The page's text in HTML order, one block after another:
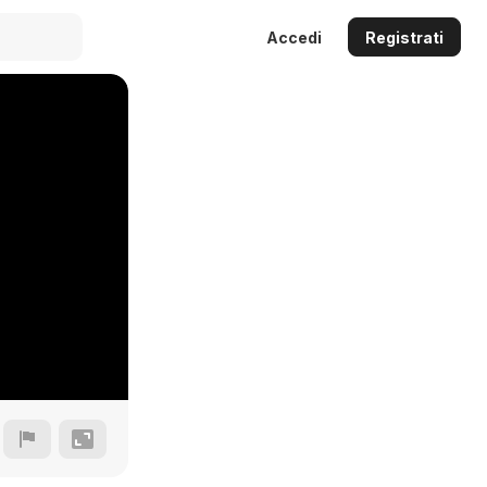
Accedi Registrati